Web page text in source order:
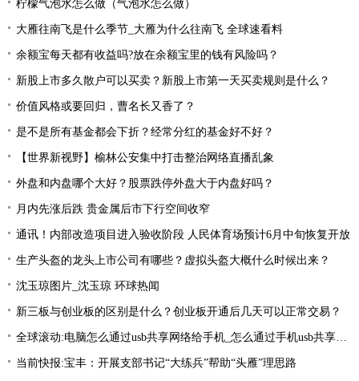
柠檬气泡水怎么做（气泡水怎么做）
大雁往南飞是什么季节_大雁为什么往南飞 全球速看料
余额宝每天都有收益吗?放在余额宝里的钱有风险吗？
新股上市多久散户可以买卖？新股上市第一天买卖规则是什么？
价值风格或要回归，曹名长又香了？
是不是所有基金都会下折？经常分红的基金好不好？
【世界新视野】榆林公安集中打击整治网络直播乱象
外盘和内盘哪个大好？股票跌停外盘大于内盘好吗？
月内先涨后跌 贵金属后市下行空间收窄
通讯！内部改造项目进入验收阶段 人民体育场预计6月中旬恢复开放
生产头盔的龙头上市公司有哪些？虚拟头盔大概什么时候出来？
沈玉琼图片_沈玉琼 环球热闻
新三板与创业板的区别是什么？创业板开通后几天可以正常交易？
全球滚动:电脑怎么通过usb共享网络给手机_怎么通过手机usb共享网络让电脑上网
当前快报:宝丰：开展支部书记“大练兵”帮助“头雁”理思路